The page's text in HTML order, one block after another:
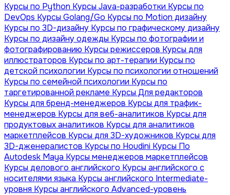
Курсы по Python Курсы Java-разработки Курсы по
DevOps Курсы Golang/Go Курсы по Motion дизайну
Курсы по 3D-дизайну Курсы по графическому дизайну
Курсы по дизайну одежды Курсы по фотографии и
фотографированию Курсы режиссеров Курсы для
иллюстраторов Курсы по арт-терапии Курсы по
детской психологии Курсы по психологии отношений
Курсы по семейной психологии Курсы по
таргетированной рекламе Курсы Для редакторов
Курсы для бренд-менеджеров Курсы для трафик-
менеджеров Курсы для веб-аналитиков Курсы для
продуктовых аналитиков Курсы для аналитиков
маркетплейсов Курсы для 3D-художников Курсы для
3D-дженералистов Курсы по Houdini Курсы По
Autodesk Maya Курсы менеджеров маркетплейсов
Курсы делового английского Курсы английского с
носителями языка Курсы английского Intermediate-
уровня Курсы английского Advanced-уровень